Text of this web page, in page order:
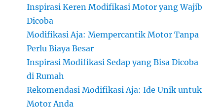
Inspirasi Keren Modifikasi Motor yang Wajib
Dicoba
Modifikasi Aja: Mempercantik Motor Tanpa
Perlu Biaya Besar
Inspirasi Modifikasi Sedap yang Bisa Dicoba
di Rumah
Rekomendasi Modifikasi Aja: Ide Unik untuk
Motor Anda